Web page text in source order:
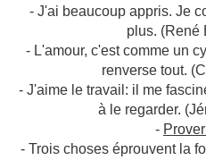
- J'ai beaucoup appris. Je
plus. (René
- L'amour, c'est comme un
renverse tout.
- J'aime le travail: il me
à le regarder.
-
- Trois choses éprouvent la